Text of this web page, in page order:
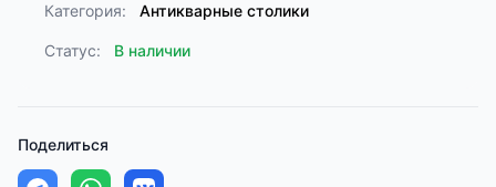
Категория: Антикварные столики
Статус: В наличии
Поделиться